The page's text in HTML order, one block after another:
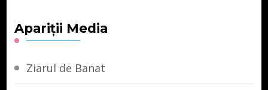
Apariții Media
Ziarul de Banat